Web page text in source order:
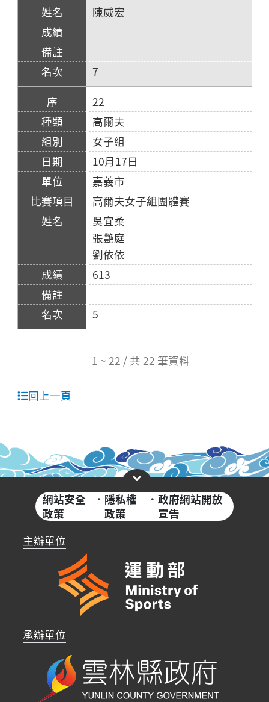
陳威宏
7
22
高爾夫
女子組
10月17日
嘉義市
高爾夫女子組團體賽
吳宜柔
張艷庭
劉依依
613
5
1 ~ 22 / 共 22 筆資料
回上一頁
網站安全
政策
· 隱私權
政策
·政府網站開放
宣告
主辦單位
承辦單位